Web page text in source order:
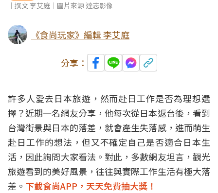
｜撰文 李艾庭｜圖片來源 達志影像
《食尚玩家》編輯 李艾庭
分享：
許多人愛去日本旅遊，然而赴日工作是否為理想選
擇？近期一名網友分享，他每次從日本返台後，看到
台灣街景與日本的落差，就會產生失落感，進而萌生
赴日工作的想法，但又不確定自己是否適合日本生
活，因此詢問大家看法。對此，多數網友坦言，觀光
旅遊看到的美好風景，往往與實際工作生活有極大落
差。 下載食尚APP，天天免費抽大獎！